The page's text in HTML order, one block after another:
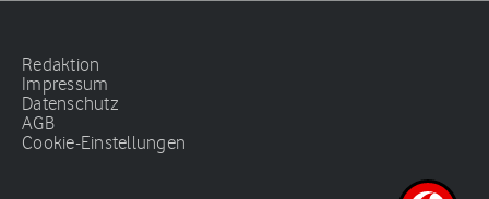
Redaktion
Impressum
Datenschutz
AGB
Cookie-Einstellungen